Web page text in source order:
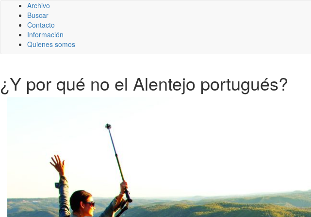
Archivo
Buscar
Contacto
Información
Quienes somos
¿Y por qué no el Alentejo portugués?